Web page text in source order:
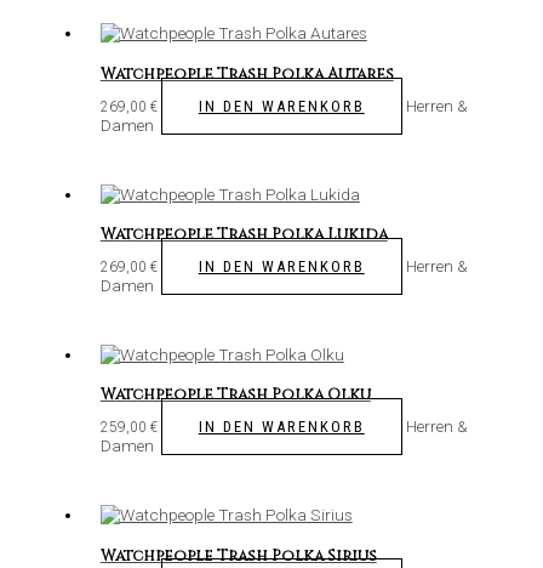
Watchpeople Trash Polka Autares
269,00 € IN DEN WARENKORB
Herren &
Damen
Watchpeople Trash Polka Lukida
269,00 € IN DEN WARENKORB
Herren &
Damen
Watchpeople Trash Polka Olku
259,00 € IN DEN WARENKORB
Herren &
Damen
Watchpeople Trash Polka Sirius